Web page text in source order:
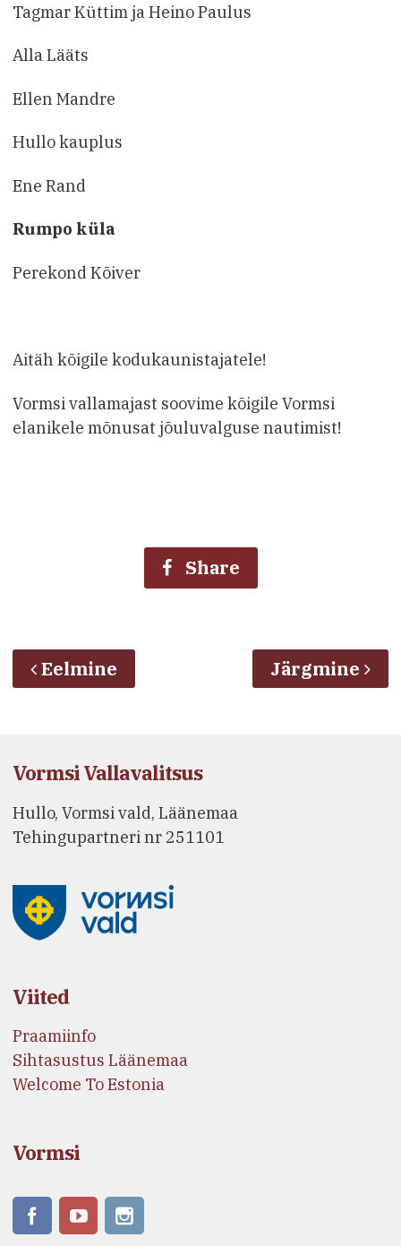
Tagmar Küttim ja Heino Paulus
Alla Lääts
Ellen Mandre
Hullo kauplus
Ene Rand
Rumpo küla
Perekond Kõiver
Aitäh kõigile kodukaunistajatele!
Vormsi vallamajast soovime kõigile Vormsi
elanikele mõnusat jõuluvalguse nautimist!
Share
Eelmine Järgmine
Vormsi Vallavalitsus
Hullo, Vormsi vald, Läänemaa
Tehingupartneri nr 251101
Viited
Praamiinfo
Sihtasustus Läänemaa
Welcome To Estonia
Vormsi